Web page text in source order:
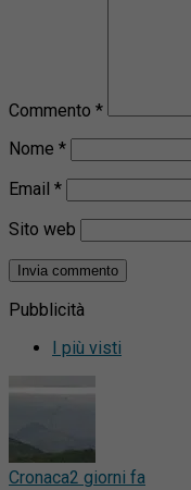
Commento *
Nome *
Email *
Sito web
Pubblicità
I più visti
Cronaca2 giorni fa